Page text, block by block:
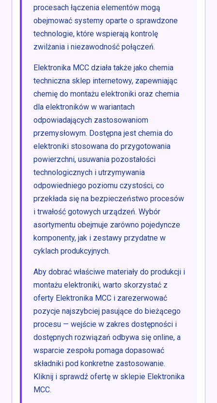
procesach łączenia elementów mogą
obejmować systemy oparte o sprawdzone
technologie, które wspierają kontrolę
zwilżania i niezawodność połączeń.
Elektronika MCC działa także jako chemia
techniczna sklep internetowy, zapewniając
chemię do montażu elektroniki oraz chemia
dla elektroników w wariantach
odpowiadających zastosowaniom
przemysłowym. Dostępna jest chemia do
elektroniki stosowana do przygotowania
powierzchni, usuwania pozostałości
technologicznych i utrzymywania
odpowiedniego poziomu czystości, co
przekłada się na bezpieczeństwo procesów
i trwałość gotowych urządzeń. Wybór
asortymentu obejmuje zarówno pojedyncze
komponenty, jak i zestawy przydatne w
cyklach produkcyjnych.
Aby dobrać właściwe materiały do produkcji i
montażu elektroniki, warto skorzystać z
oferty Elektronika MCC i zarezerwować
pozycje najszybciej pasujące do bieżącego
procesu — wejście w zakres dostępności i
dostępnych rozwiązań odbywa się online, a
wsparcie zespołu pomaga dopasować
składniki pod konkretne zastosowanie.
Kliknij i sprawdź ofertę w sklepie Elektronika
MCC.